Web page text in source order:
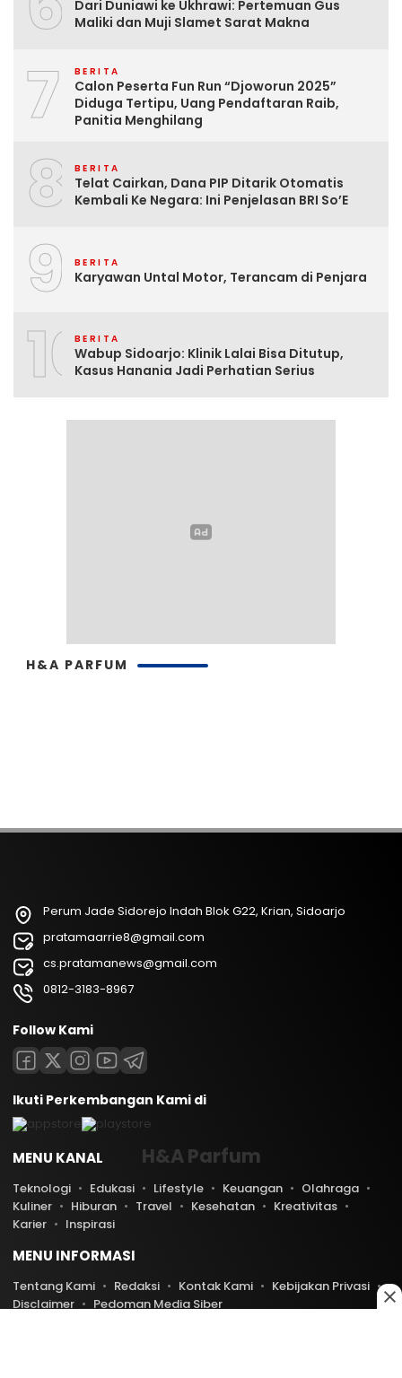
Dari Duniawi ke Ukhrawi: Pertemuan Gus
Maliki dan Muji Slamet Sarat Makna
7 BERITA
Calon Peserta Fun Run “Djoworun 2025”
Diduga Tertipu, Uang Pendaftaran Raib,
Panitia Menghilang
8 BERITA
Telat Cairkan, Dana PIP Ditarik Otomatis
Kembali Ke Negara: Ini Penjelasan BRI So’E
9 BERITA
Karyawan Untal Motor, Terancam di Penjara
10BERITA
Wabup Sidoarjo: Klinik Lalai Bisa Ditutup,
Kasus Hanania Jadi Perhatian Serius
H&A PARFUM
Perum Jade Sidorejo Indah Blok G22, Krian, Sidoarjo
pratamaarrie8@gmail.com
cs.pratamanews@gmail.com
0812-3183-8967
Follow Kami
Ikuti Perkembangan Kami di
MENU KANAL
Teknologi Edukasi Lifestyle Keuangan
Olahraga
Kuliner
Hiburan Travel Kesehatan
Kreativitas
Karier
Inspirasi
MENU INFORMASI
Tentang Kami Redaksi Kontak Kami
Kebijakan Privasi
Disclaimer
Pedoman Media Siber
H&A Parfum